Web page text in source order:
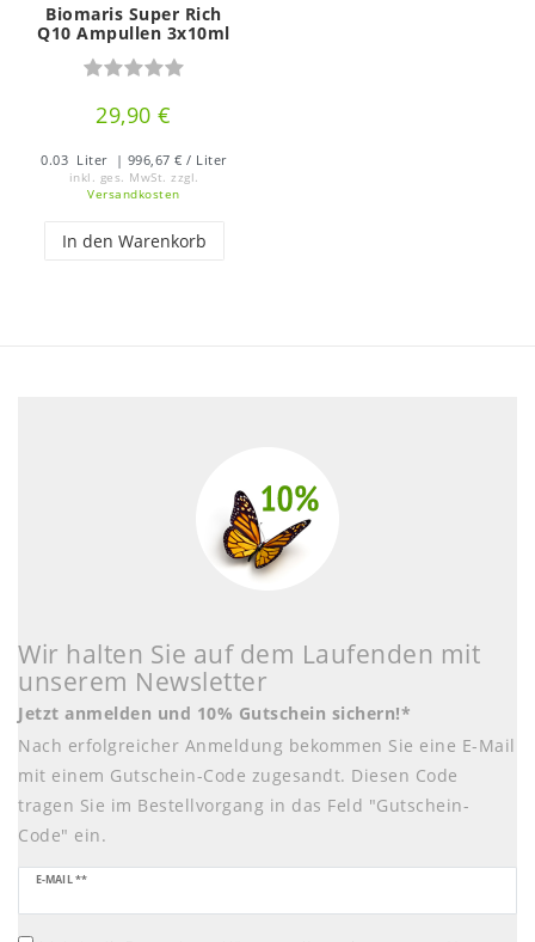
Biomaris Super Rich
Q10 Ampullen 3x10ml
29,90 €
0.03 Liter | 996,67 € / Liter
inkl. ges. MwSt. zzgl.
Versandkosten
In den Warenkorb
Wir halten Sie auf dem Laufenden mit
unserem Newsletter
Jetzt anmelden und 10% Gutschein sichern!*
Nach erfolgreicher Anmeldung bekommen Sie eine E-Mail
mit einem Gutschein-Code zugesandt. Diesen Code
tragen Sie im Bestellvorgang in das Feld "Gutschein-
Code" ein.
E-MAIL **
Newsletter
Honig